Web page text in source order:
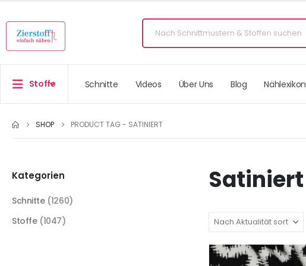
Stoffe Schnitte Videos Über Uns Blog Nählexikon
SHOP PRODUCT TAG - SATINIERT
Satiniert
Kategorien
Schnitte (1260)
Stoffe (1047)